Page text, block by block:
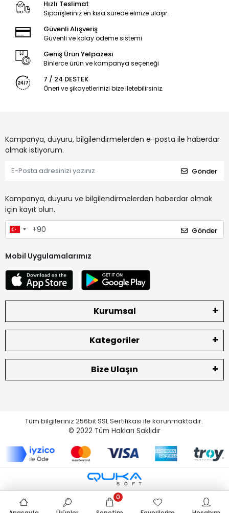
Hızlı Teslimat
Siparişleriniz en kısa sürede elinize ulaşır.
Güvenli Alışveriş
Güvenli ve kolay ödeme sistemi
Geniş Ürün Yelpazesi
Binlerce ürün ve kampanya seçeneği
7 / 24 DESTEK
Öneri ve şikayetlerinizi bize iletebilirsiniz.
Kampanya, duyuru, bilgilendirmelerden e-posta ile haberdar
olmak istiyorum.
Gönder
Kampanya, duyuru ve bilgilendirmelerden haberdar olmak
için kayıt olun.
Gönder
Mobil Uygulamalarımız
Kurumsal
Kategoriler
Bize Ulaşın
Tüm bilgileriniz 256bit SSL Sertifikası ile korunmaktadır.
© 2022 Tüm Hakları Saklıdır
0